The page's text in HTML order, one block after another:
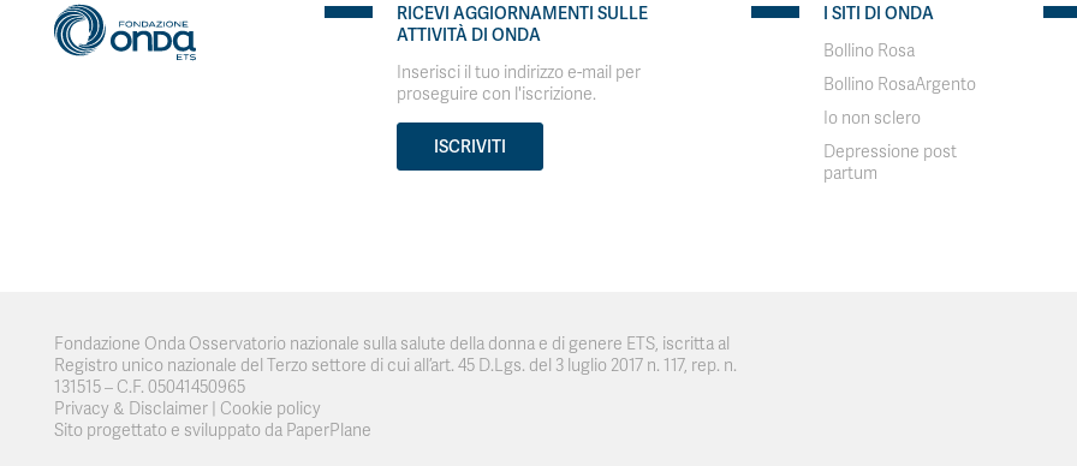
RICEVI AGGIORNAMENTI SULLE
ATTIVITÀ DI ONDA
Inserisci il tuo indirizzo e-mail per
proseguire con l'iscrizione.
ISCRIVITI
I SITI DI ONDA
Bollino Rosa
Bollino RosaArgento
Io non sclero
Depressione post
partum
Fondazione Onda Osservatorio nazionale sulla salute della donna e di genere ETS, iscritta al
Registro unico nazionale del Terzo settore di cui all’art. 45 D.Lgs. del 3 luglio 2017 n. 117, rep. n.
131515 – C.F. 05041450965
Privacy & Disclaimer
Cookie policy
Sito progettato e sviluppato da PaperPlane